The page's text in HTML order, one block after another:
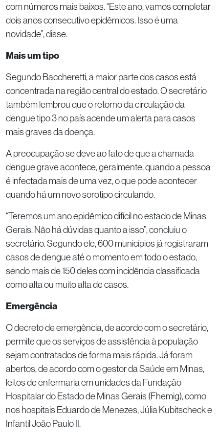
com números mais baixos. “Este ano, vamos completar
dois anos consecutivo epidêmicos. Isso é uma
novidade”, disse.
Mais um tipo
Segundo Baccheretti, a maior parte dos casos está
concentrada na região central do estado. O secretário
também lembrou que o retorno da circulação da
dengue tipo 3 no país acende um alerta para casos
mais graves da doença.
A preocupação se deve ao fato de que a chamada
dengue grave acontece, geralmente, quando a pessoa
é infectada mais de uma vez, o que pode acontecer
quando há um novo sorotipo circulando.
“Teremos um ano epidêmico difícil no estado de Minas
Gerais. Não há dúvidas quanto a isso”, concluiu o
secretário. Segundo ele, 600 municípios já registraram
casos de dengue até o momento em todo o estado,
sendo mais de 150 deles com incidência classificada
como alta ou muito alta de casos.
Emergência
O decreto de emergência, de acordo com o secretário,
permite que os serviços de assistência à população
sejam contratados de forma mais rápida. Já foram
abertos, de acordo com o gestor da Saúde em Minas,
leitos de enfermaria em unidades da Fundação
Hospitalar do Estado de Minas Gerais (Fhemig), como
nos hospitais Eduardo de Menezes, Júlia Kubitscheck e
Infantil João Paulo II.